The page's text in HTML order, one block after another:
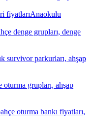
Anaokulu